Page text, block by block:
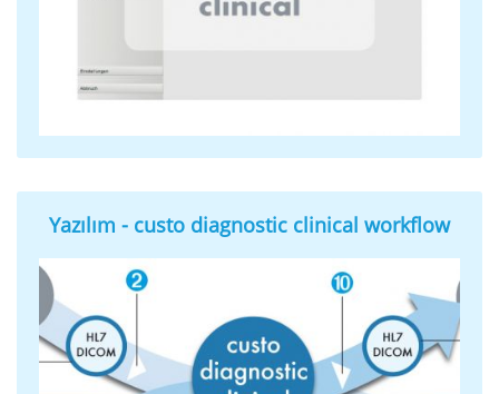
Yazılım - custo diagnostic clinical workflow